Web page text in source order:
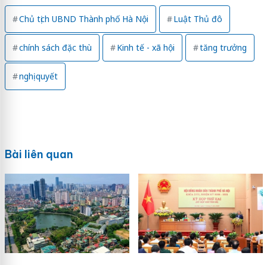
Chủ tịch UBND Thành phố Hà Nội Luật Thủ đô
chính sách đặc thù Kinh tế - xã hội tăng trưởng
nghị quyết
Bài liên quan